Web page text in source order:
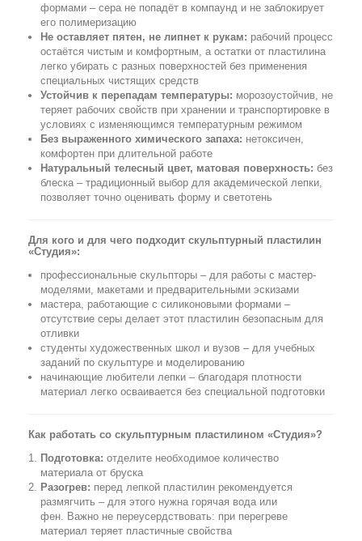
формами – сера не попадёт в компаунд и не заблокирует
его полимеризацию
Не оставляет пятен, не липнет к рукам: рабочий процесс
остаётся чистым и комфортным, а остатки от пластилина
легко убирать с разных поверхностей без применения
специальных чистящих средств
Устойчив к перепадам температуры: морозоустойчив, не
теряет рабочих свойств при хранении и транспортировке в
условиях с изменяющимся температурным режимом
Без выраженного химического запаха: нетоксичен,
комфортен при длительной работе
Натуральный телесный цвет, матовая поверхность: без
блеска – традиционный выбор для академической лепки,
позволяет точно оценивать форму и светотень
Для кого и для чего подходит скульптурный пластилин
«Студия»:
профессиональные скульпторы – для работы с мастер-
моделями, макетами и предварительными эскизами
мастера, работающие с силиконовыми формами –
отсутствие серы делает этот пластилин безопасным для
отливки
студенты художественных школ и вузов – для учебных
заданий по скульптуре и моделированию
начинающие любители лепки – благодаря плотности
материал легко осваивается без специальной подготовки
Как работать со скульптурным пластилином «Студия»?
Подготовка: отделите необходимое количество
материала от бруска
Разогрев: перед лепкой пластилин рекомендуется
размягчить – для этого нужна горячая вода или
фен. Важно не переусердствовать: при перегреве
материал теряет пластичные свойства